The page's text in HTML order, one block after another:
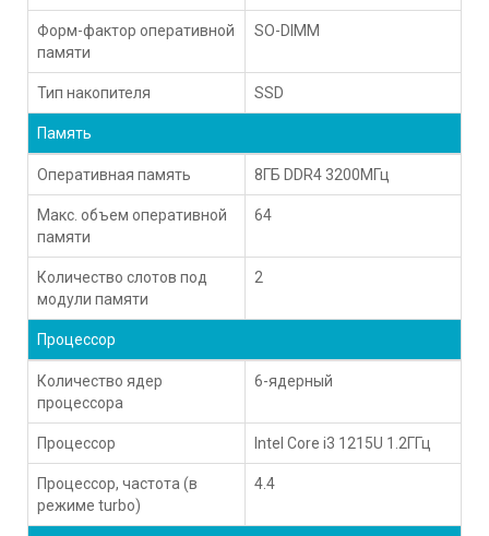
Форм-фактор оперативной
памяти
SO-DIMM
Тип накопителя SSD
Память
Оперативная память 8ГБ DDR4 3200МГц
Макс. объем оперативной
памяти
64
Количество слотов под
модули памяти
2
Процессор
Количество ядер
процессора
6-ядерный
Процессор Intel Core i3 1215U 1.2ГГц
Процессор, частота (в
режиме turbo)
4.4